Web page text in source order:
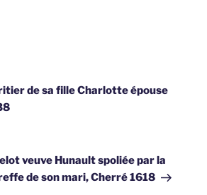
de sa fille Charlotte épouse
veuve Hunault spoliée par la
de son mari, Cherré 1618